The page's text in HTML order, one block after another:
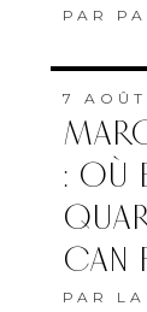
PAR
7
: OÙ
CAN
PAR